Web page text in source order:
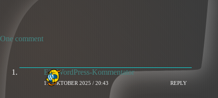
One comment
Ein WordPress-Kommentator
17. OKTOBER 2025 / 20:43 REPLY